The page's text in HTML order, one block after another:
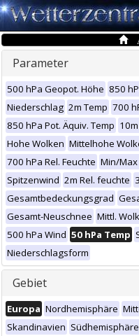
Parameter
500 hPa Geopot. Höhe 850
Niederschlag 2m Temp 700
850 hPa Pot. Äquiv. Temp
Hohe Wolken Mittelhohe
700 hPa Rel. Feuchte Min/Max
Spitzenwind 2m Rel. feuchte
Gesamtbedeckungsgrad
Gesamt-Neuschnee Mittl.
500 hPa Wind 50 hPa Temp
Niederschlagsform
Gebiet
Europa Nordhemisphäre
Skandinavien Südhemisphäre